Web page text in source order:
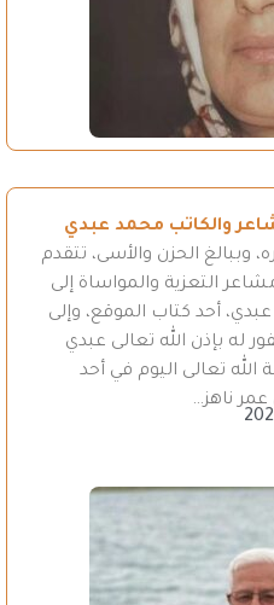
والكاتب محمد عبدي
وببالغ الحزن والأسى، تتقدم
التعزية والمواساة إلى
أحد كتاب الموقع، وإلى
له بإذن الله تعالى عبدي
الله تعالى اليوم في أحد
ناهز…